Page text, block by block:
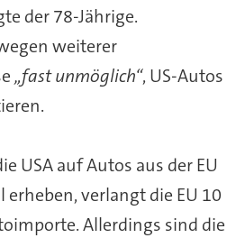
der 78-Jährige.
weiterer
„fast unmöglich“, US-Autos
USA auf Autos aus der EU
erheben, verlangt die EU 10
Allerdings sind die